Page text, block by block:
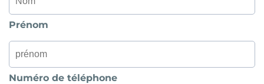
Prénom
Numéro de téléphone